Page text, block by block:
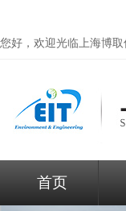
您好，欢迎光临上海博取
首页